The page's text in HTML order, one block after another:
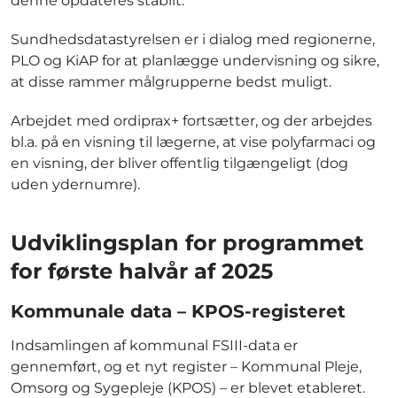
Sundhedsdatastyrelsen er i dialog med regionerne,
PLO og KiAP for at planlægge undervisning og sikre,
at disse rammer målgrupperne bedst muligt.
Arbejdet med ordiprax+ fortsætter, og der arbejdes
bl.a. på en visning til lægerne, at vise polyfarmaci og
en visning, der bliver offentlig tilgængeligt (dog
uden ydernumre).
Udviklingsplan for programmet
for første halvår af 2025
Kommunale data – KPOS-registeret
Indsamlingen af kommunal FSIII-data er
gennemført, og et nyt register – Kommunal Pleje,
Omsorg og Sygepleje (KPOS) – er blevet etableret.